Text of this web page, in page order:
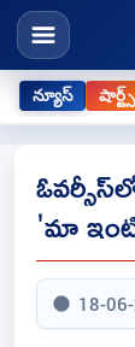
న్యూస్ షార్ట్స్
'మా ఇంటి
18-